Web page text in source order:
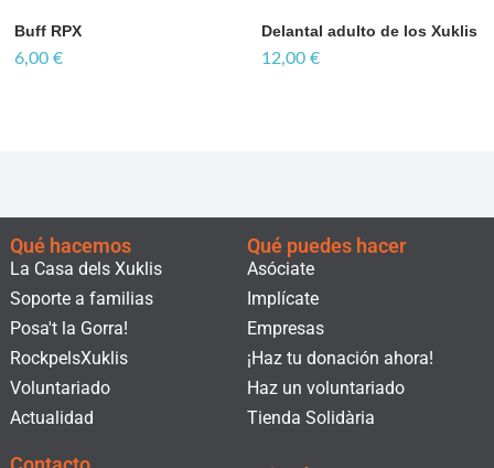
Buff RPX
6,00€
Delantal adulto de los Xuklis
12,00€
Qué hacemos
La Casa dels Xuklis
Soporte a familias
Posa't la Gorra!
RockpelsXuklis
Voluntariado
Actualidad
Qué puedes hacer
Asóciate
Implícate
Empresas
¡Haz tu donación ahora!
Haz un voluntariado
Tienda Solidària